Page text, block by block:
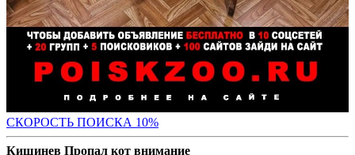
СКОРОСТЬ ПОИСКА 10%
Кишинев Пропал кот внимание